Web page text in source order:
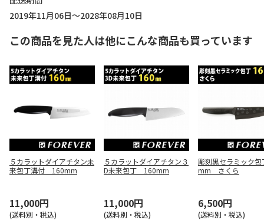
2019年11月06日～2028年08月10日
この商品を見た人は他にこんな商品も買っています
５カラットダイアチタン未
来包丁溝付 160mm
11,000円
(送料別・税込)
５カラットダイアチタン３
D未来包丁 160mm
11,000円
(送料別・税込)
彫刻黒セラミック包
mm さくら
6,500円
(送料別・税込)